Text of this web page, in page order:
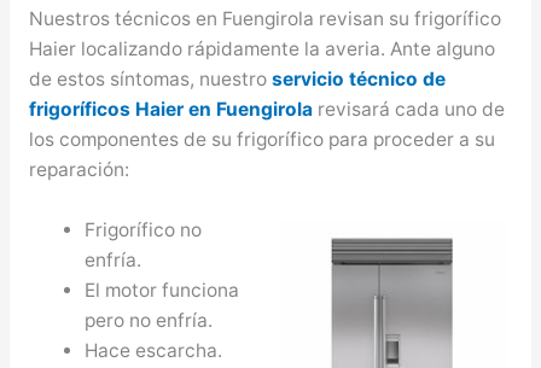
Nuestros técnicos en Fuengirola revisan su frigorífico
Haier localizando rápidamente la averia. Ante alguno
de estos síntomas, nuestro servicio técnico de
frigoríficos Haier en Fuengirolarevisará cada uno de
los componentes de su frigorífico para proceder a su
reparación:
Frigorífico no
enfría.
El motor funciona
pero no enfría.
Hace escarcha.